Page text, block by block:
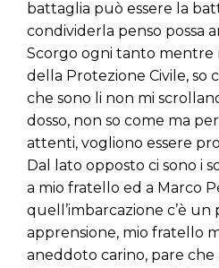
battaglia può essere la
condividerla penso possa
Scorgo ogni tanto mentre
della Protezione Civile, so
che sono li non mi
dosso, non so come ma
attenti, vogliono essere
Dal lato opposto ci sono i
a mio fratello ed a Marco
quell’imbarcazione c’è un
apprensione, mio fratello
aneddoto carino, pare